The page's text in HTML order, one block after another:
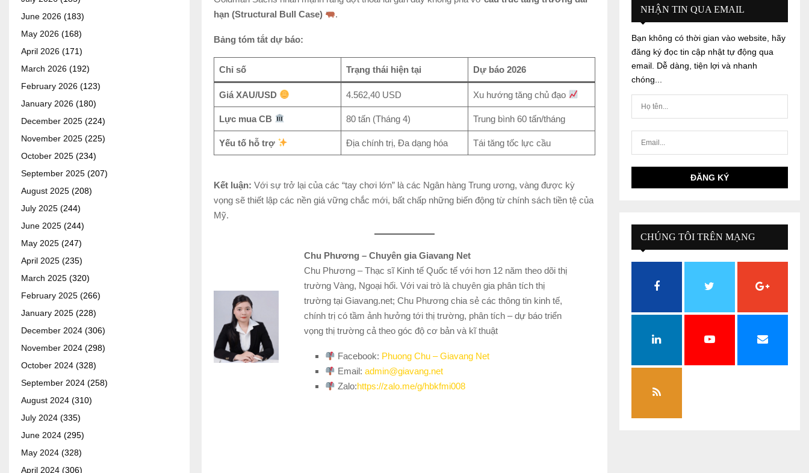
hạn (Structural Bull Case)
.
Bảng tóm tắt dự báo:
Chỉ số Trạng thái hiện tại Dự báo 2026
Giá XAU/USD 4.562,40 USD Xu hướng tăng chủ đạo
Lực mua CB 80 tấn (Tháng 4) Trung bình 60 tấn/tháng
Yếu tố hỗ trợ Địa chính trị, Đa dạng hóa Tái tăng tốc lực cầu
Kết luận: Với sự trở lại của các “tay chơi lớn” là các Ngân hàng Trung ương, vàng được kỳ
vọng sẽ thiết lập các nền giá vững chắc mới, bất chấp những biến động từ chính sách tiền tệ của
Mỹ.
Chu Phương – Chuyên gia Giavang Net
Chu Phương – Thạc sĩ Kinh tế Quốc tế với hơn 12 năm theo dõi thị
trường Vàng, Ngoại hối. Với vai trò là chuyên gia phân tích thị
trường tại Giavang.net; Chu Phương chia sẻ các thông tin kinh tế,
chính trị có tầm ảnh hưởng tới thị trường, phân tích – dự báo triển
vọng thị trường cả theo góc độ cơ bản và kĩ thuật
Facebook: Phuong Chu – Giavang Net
Email: admin@giavang.net
Zalo:https://zalo.me/g/hbkfmi008
June 2026 (183)
May 2026 (168)
April 2026 (171)
March 2026 (192)
February 2026 (123)
January 2026 (180)
December 2025 (224)
November 2025 (225)
October 2025 (234)
September 2025 (207)
August 2025 (208)
July 2025 (244)
June 2025 (244)
May 2025 (247)
April 2025 (235)
March 2025 (320)
February 2025 (266)
January 2025 (228)
December 2024 (306)
November 2024 (298)
October 2024 (328)
September 2024 (258)
August 2024 (310)
July 2024 (335)
June 2024 (295)
May 2024 (328)
April 2024 (306)
NHẬN TIN QUA EMAIL
Bạn không có thời gian vào website, hãy
đăng ký đọc tin cập nhật tự động qua
email. Dễ dàng, tiện lợi và nhanh
chóng...
CHÚNG TÔI TRÊN MẠNG
XÃ HỘI